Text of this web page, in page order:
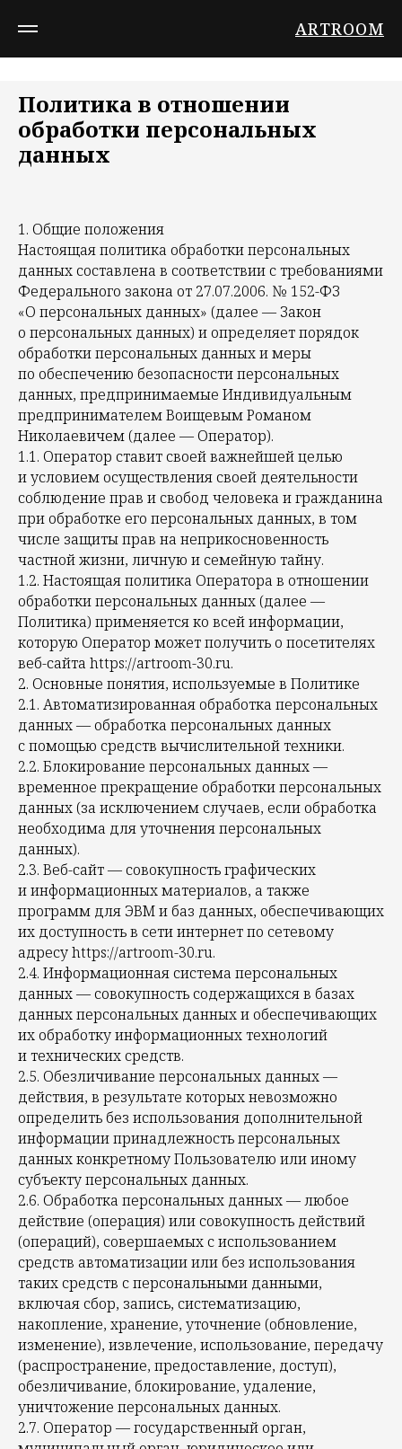
ARTROOM
Политика в отношении
обработки персональных
данных
1. Общие положения
Настоящая политика обработки персональных
данных составлена в соответствии с требованиями
Федерального закона от 27.07.2006. № 152-ФЗ
«О персональных данных» (далее — Закон
о персональных данных) и определяет порядок
обработки персональных данных и меры
по обеспечению безопасности персональных
данных, предпринимаемые Индивидуальным
предпринимателем Воищевым Романом
Николаевичем (далее — Оператор).
1.1. Оператор ставит своей важнейшей целью
и условием осуществления своей деятельности
соблюдение прав и свобод человека и гражданина
при обработке его персональных данных, в том
числе защиты прав на неприкосновенность
частной жизни, личную и семейную тайну.
1.2. Настоящая политика Оператора в отношении
обработки персональных данных (далее —
Политика) применяется ко всей информации,
которую Оператор может получить о посетителях
веб-сайта https://artroom-30.ru.
2. Основные понятия, используемые в Политике
2.1. Автоматизированная обработка персональных
данных — обработка персональных данных
с помощью средств вычислительной техники.
2.2. Блокирование персональных данных —
временное прекращение обработки персональных
данных (за исключением случаев, если обработка
необходима для уточнения персональных
данных).
2.3. Веб-сайт — совокупность графических
и информационных материалов, а также
программ для ЭВМ и баз данных, обеспечивающих
их доступность в сети интернет по сетевому
адресу https://artroom-30.ru.
2.4. Информационная система персональных
данных — совокупность содержащихся в базах
данных персональных данных и обеспечивающих
их обработку информационных технологий
и технических средств.
2.5. Обезличивание персональных данных —
действия, в результате которых невозможно
определить без использования дополнительной
информации принадлежность персональных
данных конкретному Пользователю или иному
субъекту персональных данных.
2.6. Обработка персональных данных — любое
действие (операция) или совокупность действий
(операций), совершаемых с использованием
средств автоматизации или без использования
таких средств с персональными данными,
включая сбор, запись, систематизацию,
накопление, хранение, уточнение (обновление,
изменение), извлечение, использование, передачу
(распространение, предоставление, доступ),
обезличивание, блокирование, удаление,
уничтожение персональных данных.
2.7. Оператор — государственный орган,